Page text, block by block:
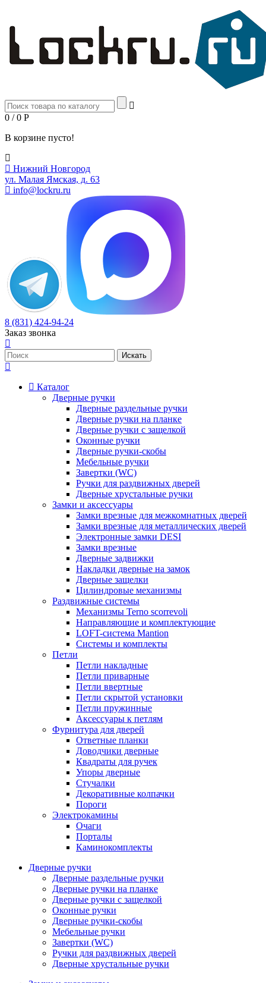
0 / 0 Р
В корзине пусто!
Нижний Новгород
ул. Малая Ямская, д. 63
info@lockru.ru
8 (831) 424-94-24
Заказ звонка
Каталог
Дверные ручки
Дверные раздельные ручки
Дверные ручки на планке
Дверные ручки с защелкой
Оконные ручки
Дверные ручки-скобы
Мебельные ручки
Завертки (WC)
Ручки для раздвижных дверей
Дверные хрустальные ручки
Замки и аксессуары
Замки врезные для межкомнатных дверей
Замки врезные для металлических дверей
Электронные замки DESI
Замки врезные
Дверные задвижки
Накладки дверные на замок
Дверные защелки
Цилиндровые механизмы
Раздвижные системы
Механизмы Terno scorrevoli
Направляющие и комплектующие
LOFT-cистема Mantion
Системы и комплекты
Петли
Петли накладные
Петли приварные
Петли ввертные
Петли скрытой установки
Петли пружинные
Аксессуары к петлям
Фурнитура для дверей
Ответные планки
Доводчики дверные
Квадраты для ручек
Упоры дверные
Стучалки
Декоративные колпачки
Пороги
Электрокамины
Очаги
Порталы
Каминокомплекты
Дверные ручки
Дверные раздельные ручки
Дверные ручки на планке
Дверные ручки с защелкой
Оконные ручки
Дверные ручки-скобы
Мебельные ручки
Завертки (WC)
Ручки для раздвижных дверей
Дверные хрустальные ручки